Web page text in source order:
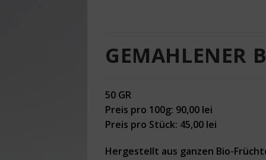
GEMAHLENER
50 GR
Preis pro 100g: 90,00 lei
Preis pro Stück: 45,00 lei
Hergestellt aus ganzen Bio-